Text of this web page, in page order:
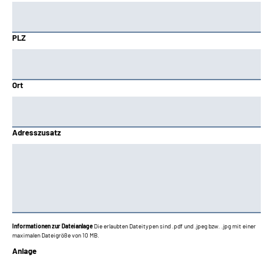
PLZ
Ort
Adresszusatz
Informationen zur Dateianlage Die erlaubten Dateitypen sind .pdf und .jpeg bzw. .jpg mit einer
maximalen Dateigröße von 10 MB.
Anlage